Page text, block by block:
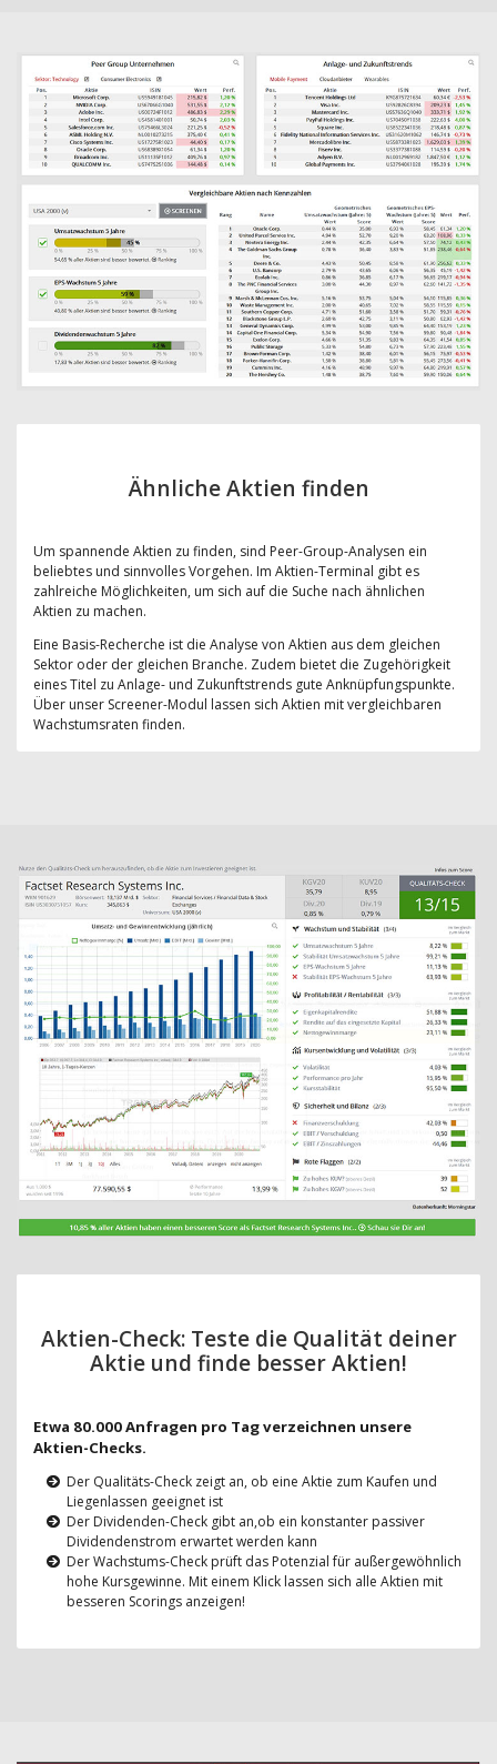
Ähnliche Aktien finden
Um spannende Aktien zu finden, sind Peer-Group-Analysen ein
beliebtes und sinnvolles Vorgehen. Im Aktien-Terminal gibt es
zahlreiche Möglichkeiten, um sich auf die Suche nach ähnlichen
Aktien zu machen.
Eine Basis-Recherche ist die Analyse von Aktien aus dem gleichen
Sektor oder der gleichen Branche. Zudem bietet die Zugehörigkeit
eines Titel zu Anlage- und Zukunftstrends gute Anknüpfungspunkte.
Über unser Screener-Modul lassen sich Aktien mit vergleichbaren
Wachstumsraten finden.
Aktien-Check: Teste die Qualität deiner
Aktie und finde besser Aktien!
Etwa 80.000 Anfragen pro Tag verzeichnen unsere
Aktien-Checks.
Der Qualitäts-Check zeigt an, ob eine Aktie zum Kaufen und
Liegenlassen geeignet ist
Der Dividenden-Check gibt an,ob ein konstanter passiver
Dividendenstrom erwartet werden kann
Der Wachstums-Check prüft das Potenzial für außergewöhnlich
hohe Kursgewinne. Mit einem Klick lassen sich alle Aktien mit
besseren Scorings anzeigen!